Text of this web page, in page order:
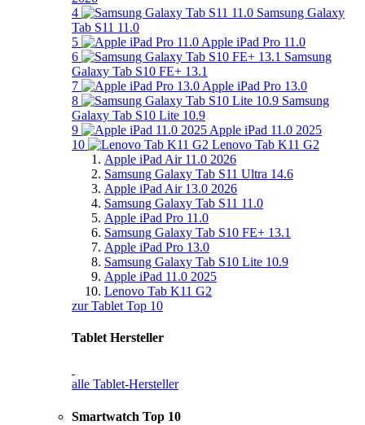
4
Samsung Galaxy
Tab S11 11.0
5
Apple iPad Pro 11.0
6
Samsung
Galaxy Tab S10 FE+ 13.1
7
Apple iPad Pro 13.0
8
Samsung
Galaxy Tab S10 Lite 10.9
9
Apple iPad 11.0 2025
10
Lenovo Tab K11 G2
Apple iPad Air 11.0 2026
Samsung Galaxy Tab S11 Ultra 14.6
Apple iPad Air 13.0 2026
Samsung Galaxy Tab S11 11.0
Apple iPad Pro 11.0
Samsung Galaxy Tab S10 FE+ 13.1
Apple iPad Pro 13.0
Samsung Galaxy Tab S10 Lite 10.9
Apple iPad 11.0 2025
Lenovo Tab K11 G2
zur Tablet Top 10
Tablet Hersteller
alle Tablet-Hersteller
Smartwatch Top 10